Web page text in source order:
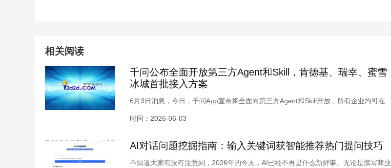
相关阅读
千问公布全面开放第三方Agent和Skill，肯德基、瑞幸、蜜雪
冰城首批接入方案
6月3日消息，今日，千问App宣布将全面向第三方Agent和Skill开放，所有企业均可在
千问平台上运营自己的品牌Agent。据悉，瑞幸咖啡、肯德基、
时间：2026-06-03
AI对话问题挖掘指南：输入关键词获智能推荐热门提问技巧
不知道大家有没有注意到，2026年的今天，AI已经不再是什么新鲜事。无论是撰写商业